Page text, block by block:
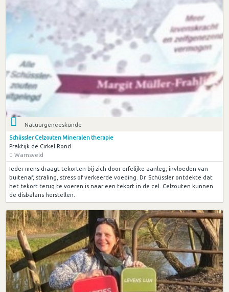
Natuurgeneeskunde
Schüssler Celzouten Mineralen therapie
Praktijk de Cirkel Rond
Warnsveld
Ieder mens draagt tekorten bij zich door erfelijke aanleg, invloeden van
buitenaf, straling, stress of verkeerde voeding. Dr. Schüssler ontdekte dat
het tekort terug te voeren is naar een tekort in de cel. Celzouten kunnen
de disbalans herstellen.